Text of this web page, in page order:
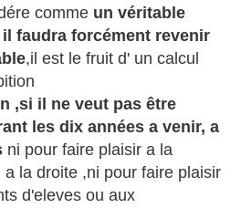
comme un véritable
faudra forcément revenir
,il est le fruit d' un calcul
,si il ne veut pas être
les dix années a venir, a
ni pour faire plaisir a la
la droite ,ni pour faire plaisir
d'eleves ou aux